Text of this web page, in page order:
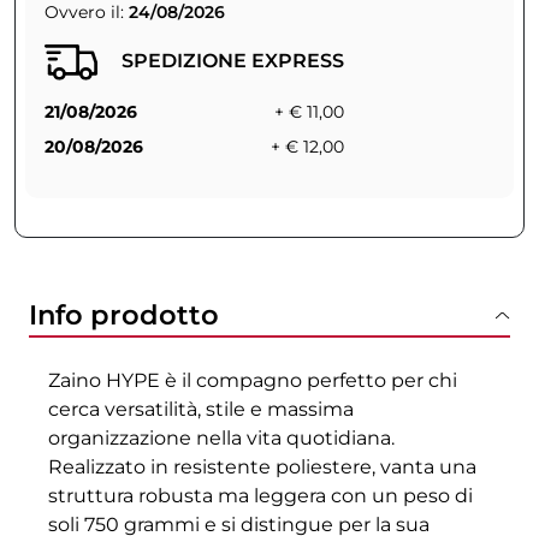
Ovvero il: 24/08/2026
SPEDIZIONE EXPRESS
21/08/2026
+ € 11,00
20/08/2026
+ € 12,00
Info prodotto
Zaino HYPE è il compagno perfetto per chi
cerca versatilità, stile e massima
organizzazione nella vita quotidiana.
Realizzato in resistente poliestere, vanta una
struttura robusta ma leggera con un peso di
soli 750 grammi e si distingue per la sua